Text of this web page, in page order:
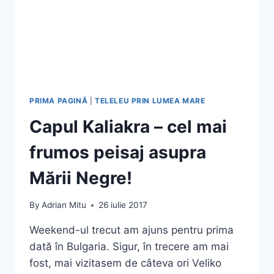
PRIMA PAGINĂ TELELEU PRIN LUMEA MARE
Capul Kaliakra – cel mai
frumos peisaj asupra
Mării Negre!
By Adrian Mitu 26 iulie 2017
Weekend-ul trecut am ajuns pentru prima
dată în Bulgaria. Sigur, în trecere am mai
fost, mai vizitasem de câteva ori Veliko